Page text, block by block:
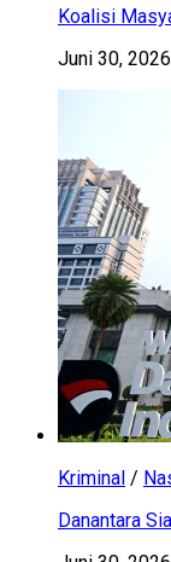
Koalisi
Juni 30, 2026
Kriminal /
Danantara